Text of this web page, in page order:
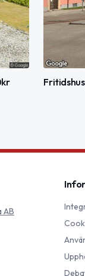
AB